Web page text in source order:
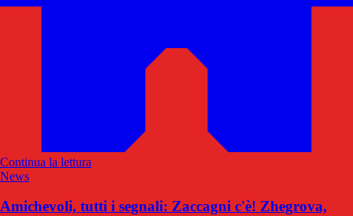
Continua la lettura
News
Amichevoli, tutti i segnali: Zaccagni c'è! Zhegrova,